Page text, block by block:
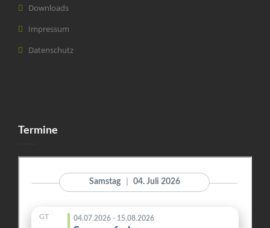
Downloads
Impressum
Datenschutz
Termine